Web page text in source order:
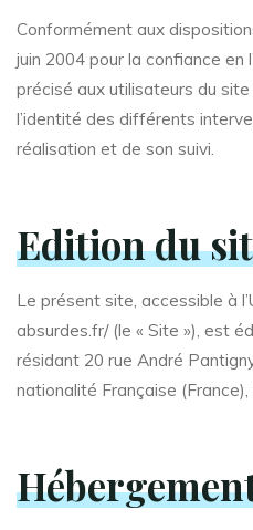
Conformément aux
juin 2004 pour la confiance en
précisé aux utilisateurs du
l’identité des différents
réalisation et de son suivi.
Edition du
Le présent site, accessible à
absurdes.fr/ (le « Site »), est
résidant 20 rue André
nationalité Française